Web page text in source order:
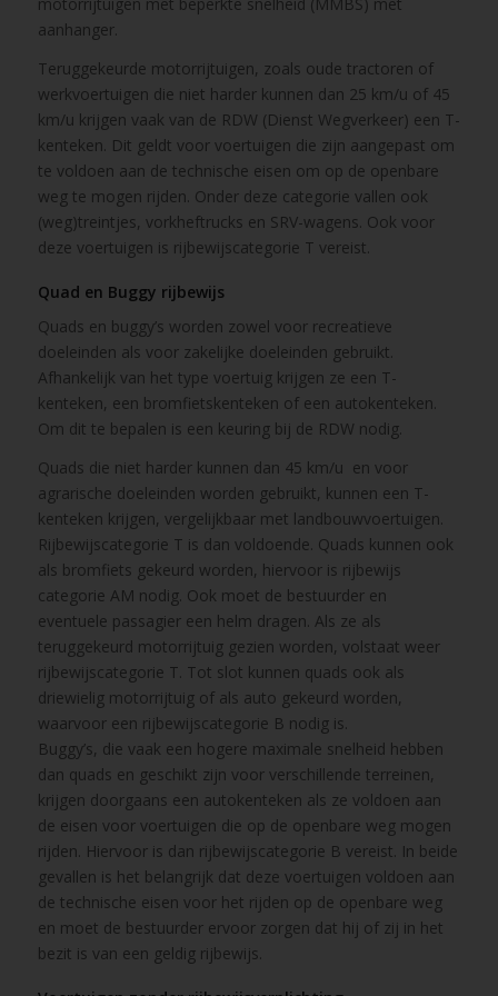
aanhanger.
Teruggekeurde motorrijtuigen, zoals oude tractoren of
werkvoertuigen die niet harder kunnen dan 25 km/u of 45
km/u krijgen vaak van de RDW (Dienst Wegverkeer) een T-
kenteken. Dit geldt voor voertuigen die zijn aangepast om
te voldoen aan de technische eisen om op de openbare
weg te mogen rijden. Onder deze categorie vallen ook
(weg)treintjes, vorkheftrucks en SRV-wagens. Ook voor
deze voertuigen is rijbewijscategorie T vereist.
Quad en Buggy rijbewijs
Quads en buggy’s worden zowel voor recreatieve
doeleinden als voor zakelijke doeleinden gebruikt.
Afhankelijk van het type voertuig krijgen ze een T-
kenteken, een bromfietskenteken of een autokenteken.
Om dit te bepalen is een keuring bij de RDW nodig.
Quads die niet harder kunnen dan 45 km/u en voor
agrarische doeleinden worden gebruikt, kunnen een T-
kenteken krijgen, vergelijkbaar met landbouwvoertuigen.
Rijbewijscategorie T is dan voldoende. Quads kunnen ook
als bromfiets gekeurd worden, hiervoor is rijbewijs
categorie AM nodig. Ook moet de bestuurder en
eventuele passagier een helm dragen. Als ze als
teruggekeurd motorrijtuig gezien worden, volstaat weer
rijbewijscategorie T. Tot slot kunnen quads ook als
driewielig motorrijtuig of als auto gekeurd worden,
waarvoor een rijbewijscategorie B nodig is.
Buggy’s, die vaak een hogere maximale snelheid hebben
dan quads en geschikt zijn voor verschillende terreinen,
krijgen doorgaans een autokenteken als ze voldoen aan
de eisen voor voertuigen die op de openbare weg mogen
rijden. Hiervoor is dan rijbewijscategorie B vereist. In beide
gevallen is het belangrijk dat deze voertuigen voldoen aan
de technische eisen voor het rijden op de openbare weg
en moet de bestuurder ervoor zorgen dat hij of zij in het
bezit is van een geldig rijbewijs.